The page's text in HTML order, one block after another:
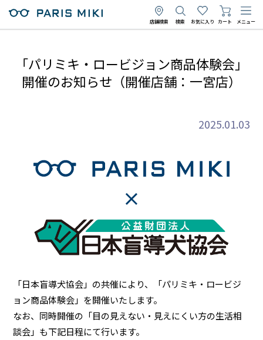
店舗検索 検索 お気に入り カート メニュー
「パリミキ・ロービジョン商品体験会」
開催のお知らせ（開催店舗：一宮店）
2025.01.03
「日本盲導犬協会」の共催により、「パリミキ・ロービジ
ョン商品体験会」を開催いたします。
なお、同時開催の「目の見えない・見えにくい方の生活相
談会」も下記日程にて行います。